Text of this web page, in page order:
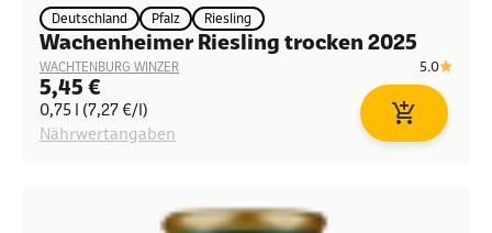
Deutschland Pfalz Riesling
Wachenheimer Riesling trocken 2025
WACHTENBURG WINZER 5.0
Angebot
5,45 €
0,75 l (7,27 €/l)
Nährwertangaben
In den